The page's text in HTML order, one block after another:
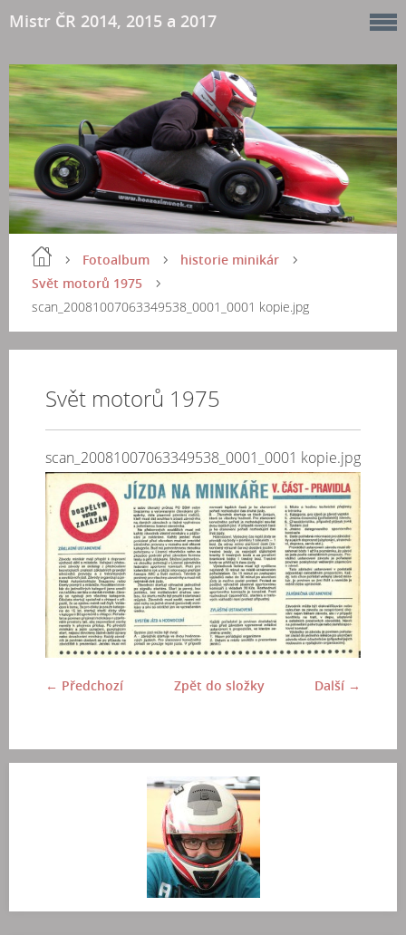
Mistr ČR 2014, 2015 a 2017
Fotoalbum
historie minikár
Svět motorů 1975
scan_20081007063349538_0001_0001 kopie.jpg
Svět motorů 1975
scan_20081007063349538_0001_0001 kopie.jpg
← Předchozí Další →
Zpět do složky